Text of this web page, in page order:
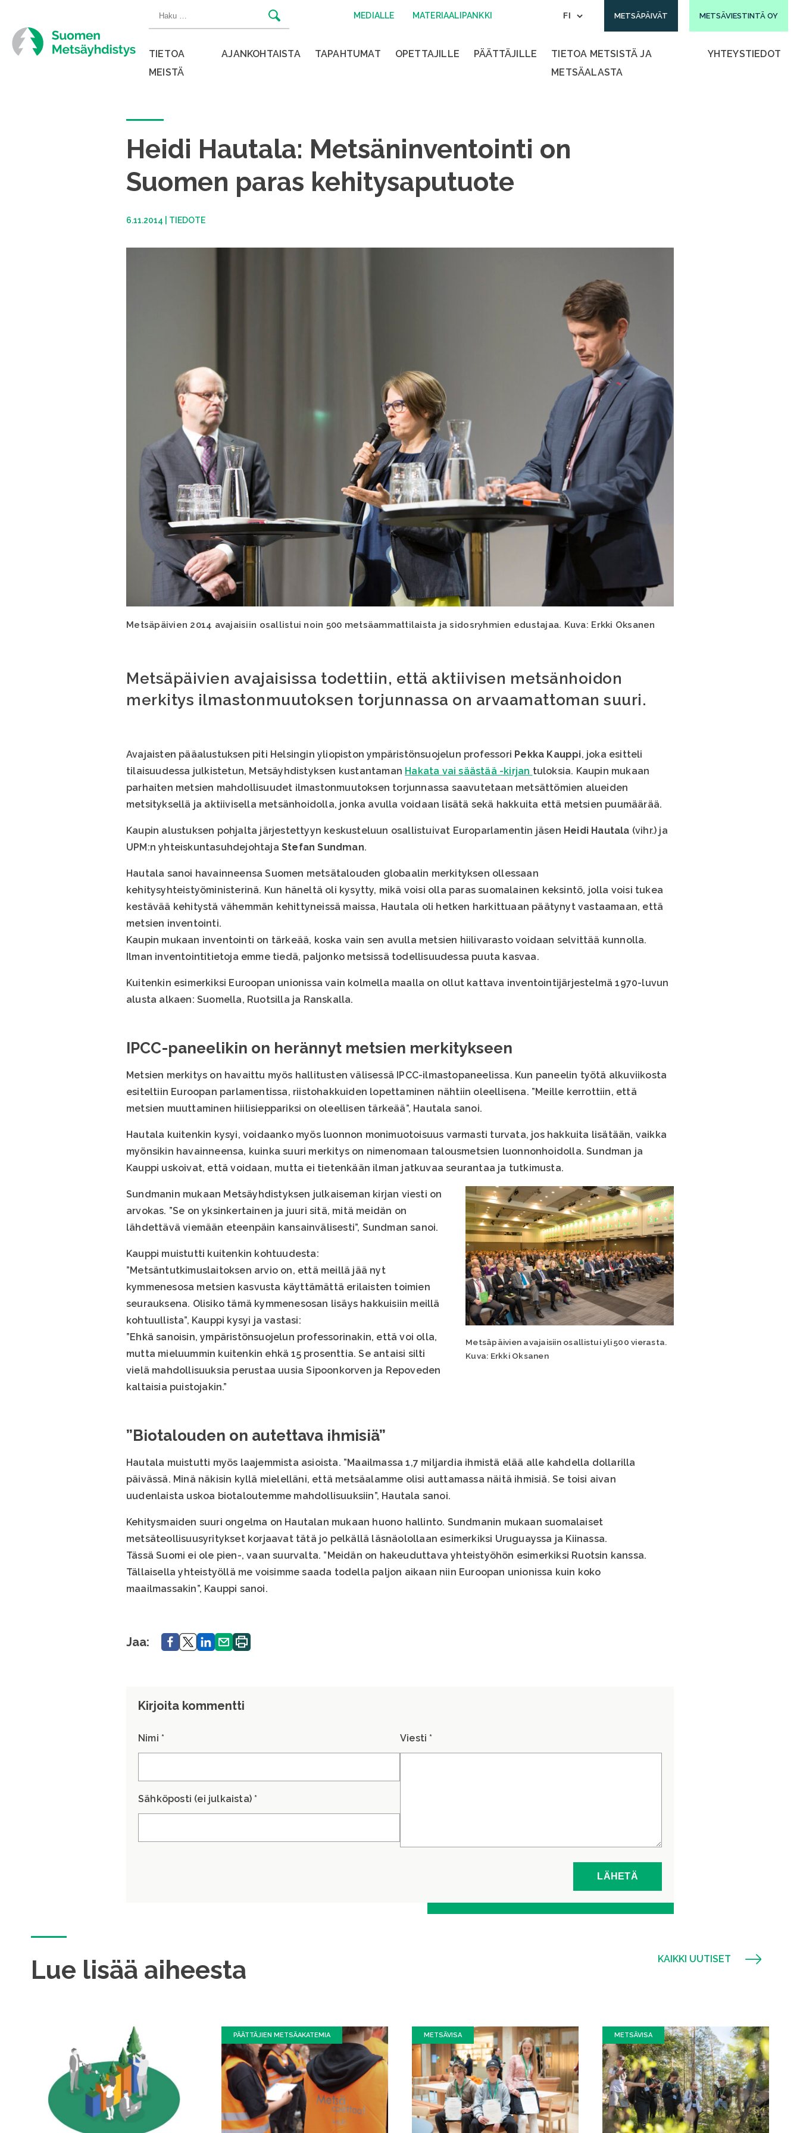
sisältöön
Haku: MEDIALLE MATERIAALIPANKKI METSÄPÄIVÄT METSÄVIESTINTÄ OY
TIETOA
MEISTÄ
AJANKOHTAISTA TAPAHTUMAT OPETTAJILLE PÄÄTTÄJILLE
TIETOA METSISTÄ JA
METSÄALASTA
YHTEYSTIEDOT
Heidi Hautala: Metsäninventointi on
Suomen paras kehitysaputuote
6.11.2014 TIEDOTE
Metsäpäivien 2014 avajaisiin osallistui noin 500 metsäammattilaista ja sidosryhmien edustajaa. Kuva: Erkki Oksanen
Metsäpäivien avajaisissa todettiin, että aktiivisen metsänhoidon
merkitys ilmastonmuutoksen torjunnassa on arvaamattoman suuri.
Avajaisten pääalustuksen piti Helsingin yliopiston ympäristönsuojelun professori Pekka Kauppi, joka esitteli
tilaisuudessa julkistetun, Metsäyhdistyksen kustantaman Hakata vai säästää -kirjan tuloksia. Kaupin mukaan
parhaiten metsien mahdollisuudet ilmastonmuutoksen torjunnassa saavutetaan metsättömien alueiden
metsityksellä ja aktiivisella metsänhoidolla, jonka avulla voidaan lisätä sekä hakkuita että metsien puumäärää.
Kaupin alustuksen pohjalta järjestettyyn keskusteluun osallistuivat Europarlamentin jäsen Heidi Hautala (vihr.) ja
UPM:n yhteiskuntasuhdejohtaja Stefan Sundman.
Hautala sanoi havainneensa Suomen metsätalouden globaalin merkityksen ollessaan
kehitysyhteistyöministerinä. Kun häneltä oli kysytty, mikä voisi olla paras suomalainen keksintö, jolla voisi tukea
kestävää kehitystä vähemmän kehittyneissä maissa, Hautala oli hetken harkittuaan päätynyt vastaamaan, että
metsien inventointi.
Kaupin mukaan inventointi on tärkeää, koska vain sen avulla metsien hiilivarasto voidaan selvittää kunnolla.
Ilman inventointitietoja emme tiedä, paljonko metsissä todellisuudessa puuta kasvaa.
Kuitenkin esimerkiksi Euroopan unionissa vain kolmella maalla on ollut kattava inventointijärjestelmä 1970-luvun
alusta alkaen: Suomella, Ruotsilla ja Ranskalla.
IPCC-paneelikin on herännyt metsien merkitykseen
Metsien merkitys on havaittu myös hallitusten välisessä IPCC-ilmastopaneelissa. Kun paneelin työtä alkuviikosta
esiteltiin Euroopan parlamentissa, riistohakkuiden lopettaminen nähtiin oleellisena. ”Meille kerrottiin, että
metsien muuttaminen hiilisieppariksi on oleellisen tärkeää”, Hautala sanoi.
Hautala kuitenkin kysyi, voidaanko myös luonnon monimuotoisuus varmasti turvata, jos hakkuita lisätään, vaikka
myönsikin havainneensa, kuinka suuri merkitys on nimenomaan talousmetsien luonnonhoidolla. Sundman ja
Kauppi uskoivat, että voidaan, mutta ei tietenkään ilman jatkuvaa seurantaa ja tutkimusta.
Metsäpäivien avajaisiin osallistui yli 500 vierasta.
Kuva: Erkki Oksanen
Sundmanin mukaan Metsäyhdistyksen julkaiseman kirjan viesti on
arvokas. ”Se on yksinkertainen ja juuri sitä, mitä meidän on
lähdettävä viemään eteenpäin kansainvälisesti”, Sundman sanoi.
Kauppi muistutti kuitenkin kohtuudesta:
”Metsäntutkimuslaitoksen arvio on, että meillä jää nyt
kymmenesosa metsien kasvusta käyttämättä erilaisten toimien
seurauksena. Olisiko tämä kymmenesosan lisäys hakkuisiin meillä
kohtuullista”, Kauppi kysyi ja vastasi:
”Ehkä sanoisin, ympäristönsuojelun professorinakin, että voi olla,
mutta mieluummin kuitenkin ehkä 15 prosenttia. Se antaisi silti
vielä mahdollisuuksia perustaa uusia Sipoonkorven ja Repoveden
kaltaisia puistojakin.”
”Biotalouden on autettava ihmisiä”
Hautala muistutti myös laajemmista asioista. ”Maailmassa 1,7 miljardia ihmistä elää alle kahdella dollarilla
päivässä. Minä näkisin kyllä mielelläni, että metsäalamme olisi auttamassa näitä ihmisiä. Se toisi aivan
uudenlaista uskoa biotaloutemme mahdollisuuksiin”, Hautala sanoi.
Kehitysmaiden suuri ongelma on Hautalan mukaan huono hallinto. Sundmanin mukaan suomalaiset
metsäteollisuusyritykset korjaavat tätä jo pelkällä läsnäolollaan esimerkiksi Uruguayssa ja Kiinassa.
Tässä Suomi ei ole pien-, vaan suurvalta. ”Meidän on hakeuduttava yhteistyöhön esimerkiksi Ruotsin kanssa.
Tällaisella yhteistyöllä me voisimme saada todella paljon aikaan niin Euroopan unionissa kuin koko
maailmassakin”, Kauppi sanoi.
Jaa: Jaa. Jaa.Jaa. Jaa. Tulosta
sivu.
Kirjoita kommentti
Nimi *
Sähköposti (ei julkaista) *
Viesti *
Lue lisää aiheesta
PÄÄTTÄJIEN METSÄAKATEMIA METSÄVISA METSÄVISA
KAIKKI UUTISET